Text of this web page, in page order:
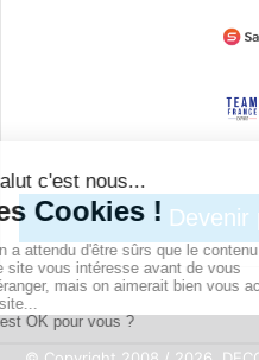
Devenir